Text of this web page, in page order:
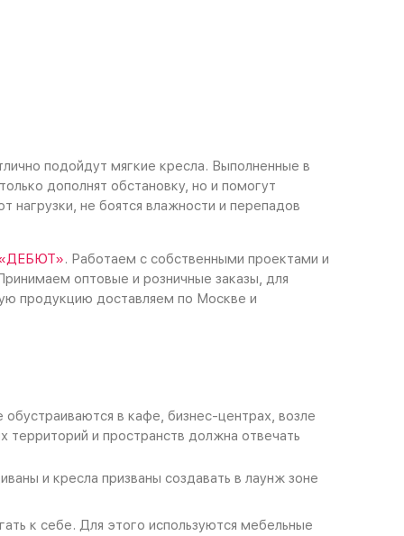
подойдут мягкие кресла. Выполненные в
дополнят обстановку, но и помогут
не боятся влажности и перепадов
«ДЕБЮТ». Работаем с собственными проектами и
оптовые и розничные заказы, для
продукцию доставляем по Москве и
в кафе, бизнес-центрах, возле
и пространств должна отвечать
и кресла призваны создавать в лаунж зоне
к себе. Для этого используются мебельные